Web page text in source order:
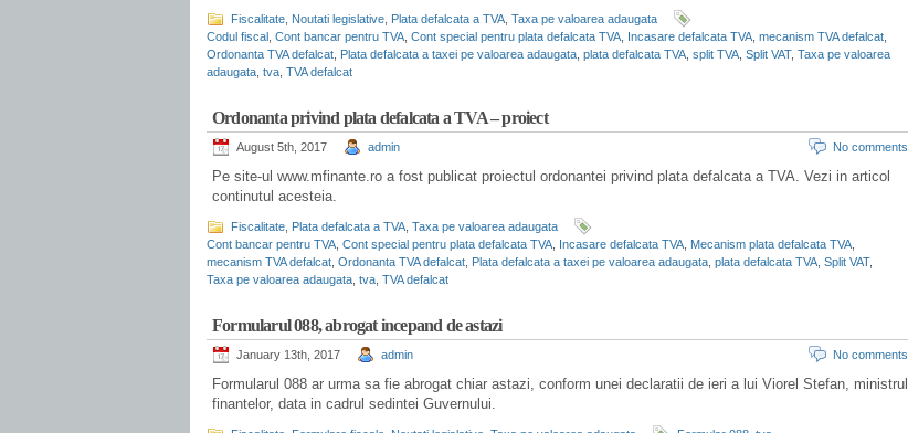
Fiscalitate Noutati legislative Plata defalcata a TVA Taxa pe valoarea adaugata
Codul fiscal Cont bancar pentru TVA Cont special pentru plata defalcata TVA Incasare defalcata TVA mecanism TVA defalcat
Ordonanta TVA defalcat Plata defalcata a taxei pe valoarea adaugata plata defalcata TVA split TVA Split VAT, Taxa pe valoarea
adaugata tva TVA defalcat
Ordonanta privind plata defalcata a TVA – proiect
August 5th, 2017 admin No comments
Pe site-ul www.mfinante.ro a fost publicat proiectul ordonantei privind plata defalcata a TVA. Vezi in articol
continutul acesteia.
Fiscalitate Plata defalcata a TVA Taxa pe valoarea adaugata
Cont bancar pentru TVA Cont special pentru plata defalcata TVA Incasare defalcata TVA Mecanism plata defalcata TVA
mecanism TVA defalcat Ordonanta TVA defalcat Plata defalcata a taxei pe valoarea adaugata plata defalcata TVA Split VAT,
Taxa pe valoarea adaugata tva TVA defalcat
Formularul 088, abrogat incepand de astazi
January 13th, 2017 admin No comments
Formularul 088 ar urma sa fie abrogat chiar astazi, conform unei declaratii de ieri a lui Viorel Stefan, ministrul
finantelor, data in cadrul sedintei Guvernului.